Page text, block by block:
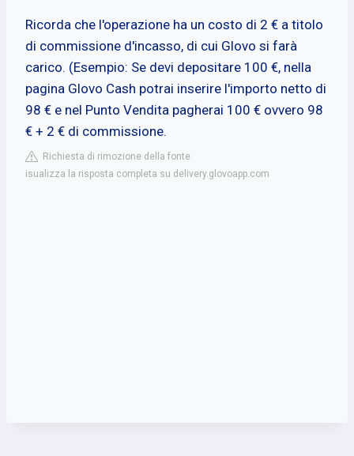
Ricorda che l'operazione ha un costo di 2 € a titolo
di commissione d'incasso, di cui Glovo si farà
carico. (Esempio: Se devi depositare 100 €, nella
pagina Glovo Cash potrai inserire l'importo netto di
98 € e nel Punto Vendita pagherai 100 € ovvero 98
€ + 2 € di commissione.
Richiesta di rimozione della fonte
isualizza la risposta completa su delivery.glovoapp.com